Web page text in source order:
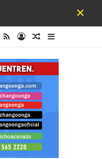
Powered by SendPulse
×
Play
TikTok
RSS AccesoPublicación al